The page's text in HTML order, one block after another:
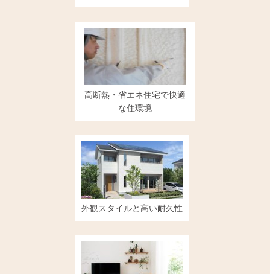
高断熱・省エネ住宅で快適
な住環境
外観スタイルと高い耐久性